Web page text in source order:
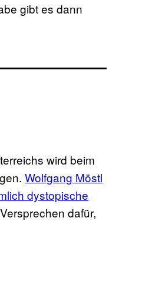
gibt es dann
wird beim
Wolfgang Möstl
dystopische
dafür,